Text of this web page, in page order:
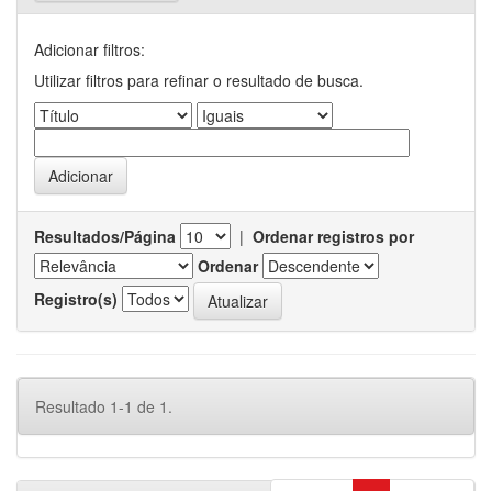
Adicionar filtros:
Utilizar filtros para refinar o resultado de busca.
Resultados/Página | Ordenar registros por
Ordenar
Registro(s)
Resultado 1-1 de 1.